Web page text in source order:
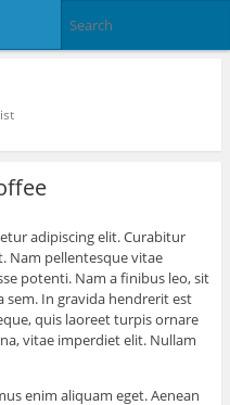
adipiscing elit. Curabitur
Nam pellentesque vitae
potenti. Nam a finibus leo, sit
sem. In gravida hendrerit est
quis laoreet turpis ornare
vitae imperdiet elit. Nullam
enim aliquam eget. Aenean